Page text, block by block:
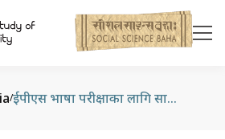
/ ईपीएस भाषा परीक्षाका लागि साउन २६ बाट आवेदन खुल्ने